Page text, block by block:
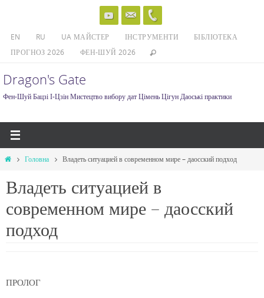
content
EN RU UA МАЙСТЕР ІНСТРУМЕНТИ
БІБЛІОТЕКА
ПРОГНОЗ 2026
ФЕН-ШУЙ 2026
Dragon's Gate
Фен-Шуй Бацзі І-Цзін Мистецтво вибору дат Цімень Цігун Даоські практики
HomeГоловна Владеть ситуацией в современном мире – даосский подход
Владеть ситуацией в
современном мире – даосский
подход
ПРОЛОГ